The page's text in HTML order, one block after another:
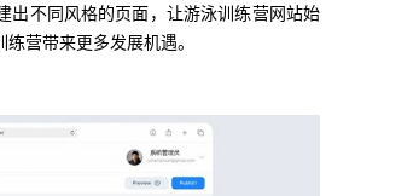
出不同风格的页面，让游泳训练营网站始
营带来更多发展机遇。